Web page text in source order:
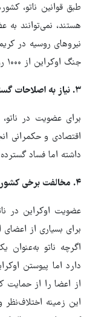
طبق قوانین ناتو،
هستند، نمی‌توانند
نیروهای روسیه در
جنگ اوکراین از ۱۰۰۰ روز فراتر رفته‌است.
۳. نیاز به اصلاحات گسترده در اوکراین
برای عضویت در
اقتصادی و حکمرانی
داشته اما فساد
۴. مخالفت برخی کشورهای اروپایی
عضویت اوکراین در
برای بسیاری از
اگرچه ناتو
دارد اما پیوستن
از اعضا را از حمایت
این زمینه